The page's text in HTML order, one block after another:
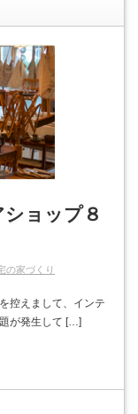
ョップ８
の家づくり
控えまして、インテ
が発生して […]